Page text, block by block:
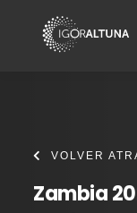
VOLVER
Zambia